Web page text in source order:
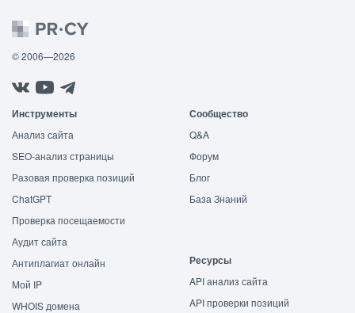
© 2006—2026
Инструменты
Анализ сайта
SEO-анализ страницы
Разовая проверка позиций
ChatGPT
Проверка посещаемости
Аудит сайта
Антиплагиат онлайн
Мой IP
WHOIS домена
Сообщество
Q&A
Форум
Блог
База Знаний
Ресурсы
API анализ сайта
API проверки позиций